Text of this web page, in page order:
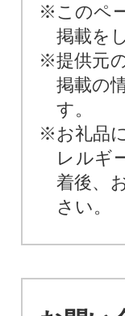
※このペ
掲載を
※提供元
掲載の
す。
※お礼品
レルギ
着後、
さい。